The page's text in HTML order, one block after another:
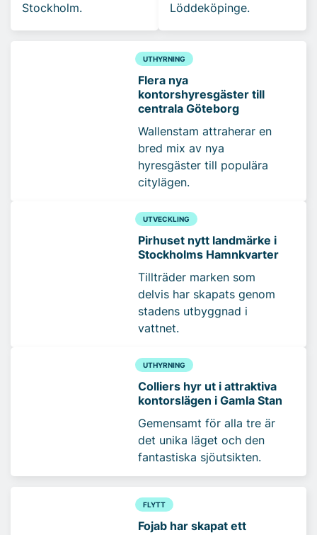
Stockholm.
Löddeköpinge.
UTHYRNING
Flera nya
kontorshyresgäster till
centrala Göteborg
Wallenstam attraherar en
bred mix av nya
hyresgäster till populära
citylägen.
UTVECKLING
Pirhuset nytt landmärke i
Stockholms Hamnkvarter
Tillträder marken som
delvis har skapats genom
stadens utbyggnad i
vattnet.
UTHYRNING
Colliers hyr ut i attraktiva
kontorslägen i Gamla Stan
Gemensamt för alla tre är
det unika läget och den
fantastiska sjöutsikten.
FLYTT
Fojab har skapat ett